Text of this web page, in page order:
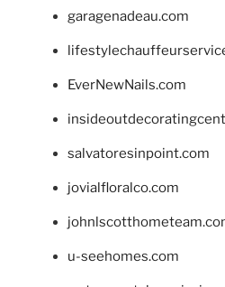
garagenadeau.com
EverNewNails.com
salvatoresinpoint.com
jovialfloralco.com
u-seehomes.com